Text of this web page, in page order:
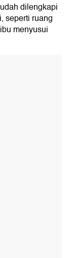
dilengkapi
seperti ruang
menyusui